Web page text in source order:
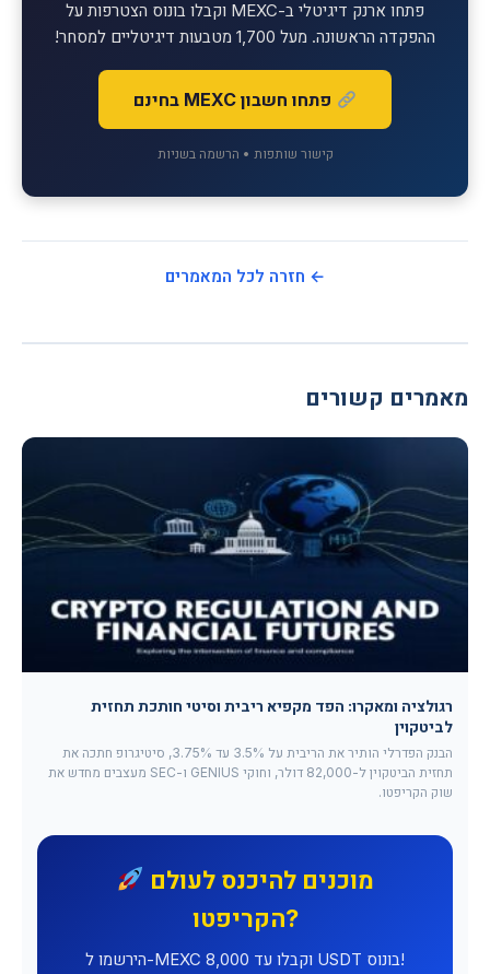
פתחו ארנק דיגיטלי ב-MEXC וקבלו בונוס הצטרפות על
ההפקדה הראשונה. מעל 1,700 מטבעות דיגיטליים למסחר!
פתחו חשבון MEXC בחינם
קישור שותפות • הרשמה בשניות
← חזרה לכל המאמרים
מאמרים קשורים
רגולציה ומאקרו: הפד מקפיא ריבית וסיטי חותכת תחזית
לביטקוין
הבנק הפדרלי הותיר את הריבית על 3.5% עד 3.75%, סיטיגרופ חתכה את
תחזית הביטקוין ל-82,000 דולר, וחוקי GENIUS ו-SEC מעצבים מחדש את
שוק הקריפטו.
הקריפטו?
הירשמו ל-MEXC וקבלו עד 8,000 USDT בונוס!